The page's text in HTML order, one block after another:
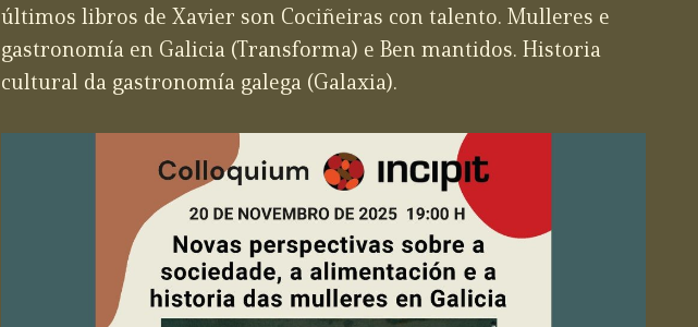
últimos libros de Xavier son Cociñeiras con talento. Mulleres e
gastronomía en Galicia (Transforma) e Ben mantidos. Historia
cultural da gastronomía galega (Galaxia).